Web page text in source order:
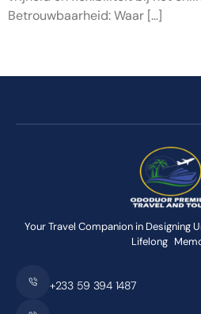
Betrouwbaarheid: Waar […]
Your Travel Companion in Designing
Lifelong
+233 59 394 1487